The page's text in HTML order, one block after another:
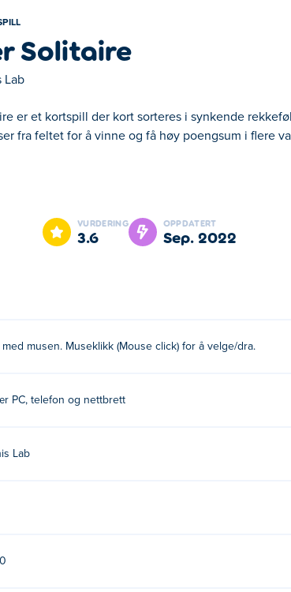
Solitaire
Lab
er et kortspill der kort sorteres i synkende
fra feltet for å vinne og få høy poengsum i flere
et av våre utvalgte Brettspill.
VURDERING
3.6
OPPDATERT
sep. 2022
med musen. Museklikk (Mouse click) for å velge/dra.
PC, telefon og nettbrett
Lab